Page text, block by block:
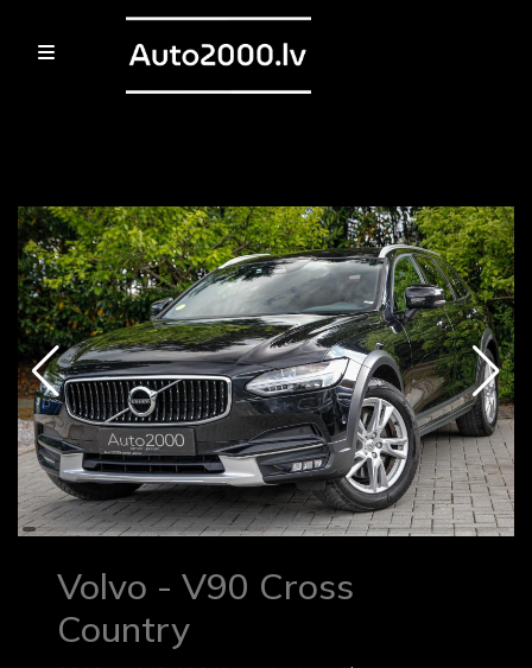
Volvo - V90 Cross
Country